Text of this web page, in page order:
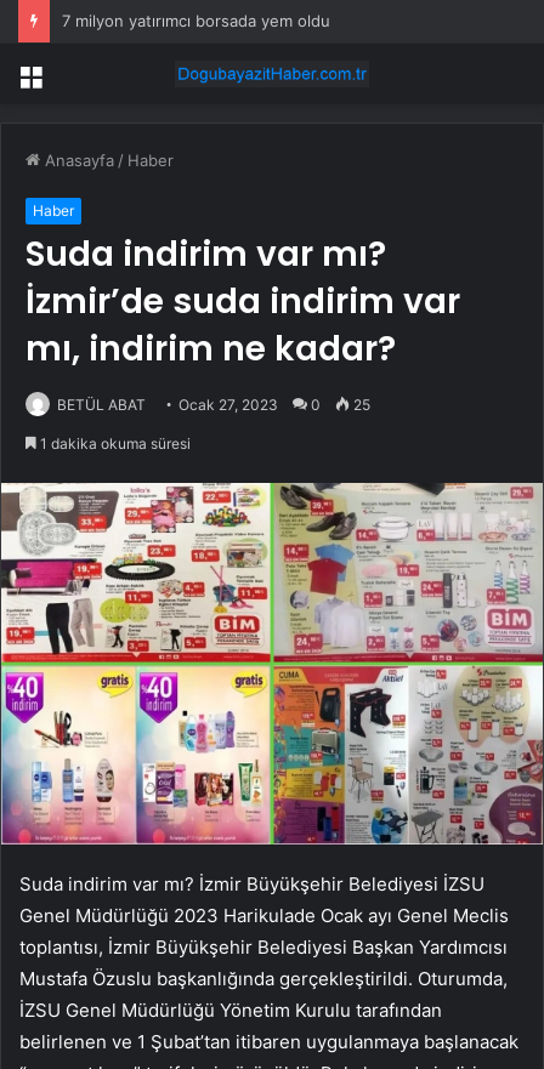
7 milyon yatırımcı borsada yem oldu
Menü
Anasayfa / Haber
Haber
Suda indirim var mı?
İzmir’de suda indirim var
mı, indirim ne kadar?
BETÜL ABAT Ocak 27, 2023 0 25
1 dakika okuma süresi
Suda indirim var mı? İzmir Büyükşehir Belediyesi İZSU
Genel Müdürlüğü 2023 Harikulade Ocak ayı Genel Meclis
toplantısı, İzmir Büyükşehir Belediyesi Başkan Yardımcısı
Mustafa Özuslu başkanlığında gerçekleştirildi. Oturumda,
İZSU Genel Müdürlüğü Yönetim Kurulu tarafından
belirlenen ve 1 Şubat’tan itibaren uygulanmaya başlanacak